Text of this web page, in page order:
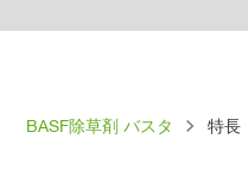
パ
BASF除草剤 バスタ 特長